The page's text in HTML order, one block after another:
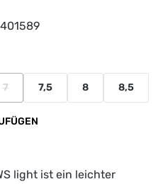
verfügbar.)
ist zurzeit nicht verfügbar.)
7
(Diese Option ist zurzeit nicht
7,5 8 8,5
light ist ein leichter